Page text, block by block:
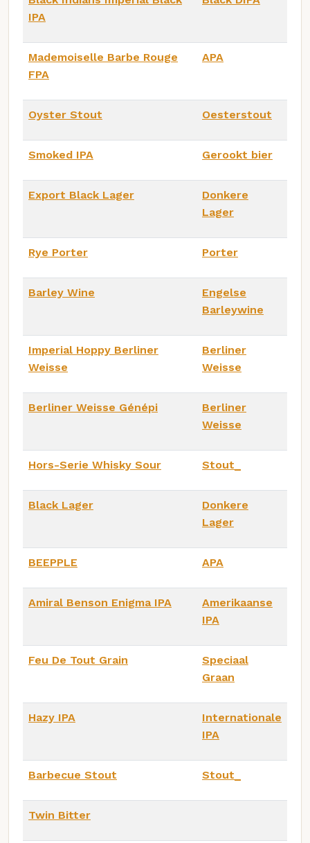
IPA
Mademoiselle Barbe Rouge
FPA
APA
Oyster Stout Oesterstout
Smoked IPA Gerookt bier
Export Black Lager
Donkere
Lager
Rye Porter Porter
Barley Wine
Engelse
Barleywine
Imperial Hoppy Berliner
Weisse
Berliner
Weisse
Berliner Weisse Génépi
Berliner
Weisse
Hors-Serie Whisky Sour Stout_
Black Lager
Donkere
Lager
BEEPPLE APA
Amiral Benson Enigma IPA
Amerikaanse
IPA
Feu De Tout Grain
Speciaal
Graan
Hazy IPA
Internationale
IPA
Barbecue Stout Stout_
Twin Bitter